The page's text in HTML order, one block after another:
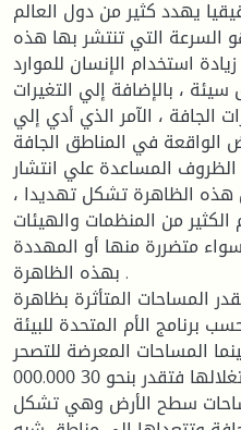
يهدد كثير من دول العالم
السرعة التي تنتشر بها هذه
استخدام الإنسان للموارد
سيئة ، بالإضافة إلي التغيرات
الجافة ، الآمر الذي أدي إلي
في المناطق الجافة
المساعدة علي انتشار
الظاهرة تشكل تهديدا ،
من المنظمات والهيئات
متضررة منها أو المهددة
بهذه الظاهرة .
المساحات المتأثرة بظاهرة
برنامج الأم المتحدة للبيئة
1 000.000 كلم2 ، بينما المساحات المعرضة للتصحر
والمهددة به نتيجة سوء استغلالها فتقدر بنحو 30 000.000
19 % من مساحات سطح الأرض وهي تشكل